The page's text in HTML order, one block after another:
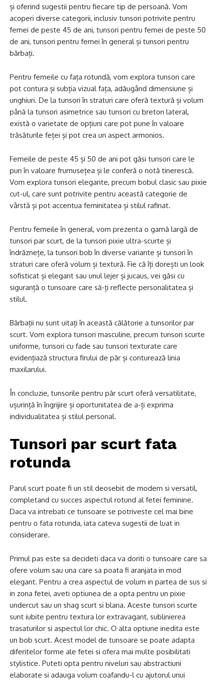
și oferind sugestii pentru fiecare tip de persoană. Vom
acoperi diverse categorii, inclusiv tunsori potrivite pentru
femei de peste 45 de ani, tunsori pentru femei de peste 50
de ani, tunsori pentru femei în general și tunsori pentru
bărbați.
Pentru femeile cu fața rotundă, vom explora tunsori care
pot contura și subția vizual fața, adăugând dimensiune și
unghiuri. De la tunsori în straturi care oferă textură și volum
până la tunsori asimetrice sau tunsori cu breton lateral,
există o varietate de opțiuni care pot pune în valoare
trăsăturile feței și pot crea un aspect armonios.
Femeile de peste 45 și 50 de ani pot găsi tunsori care le
pun în valoare frumusețea și le conferă o notă tinerescă.
Vom explora tunsori elegante, precum bobul clasic sau pixie
cut-ul, care sunt potrivite pentru această categorie de
vârstă și pot accentua feminitatea și stilul rafinat.
Pentru femeile în general, vom prezenta o gamă largă de
tunsori par scurt, de la tunsori pixie ultra-scurte și
îndrăznețe, la tunsori bob în diverse variante și tunsori în
straturi care oferă volum și textură. Fie că îți dorești un look
sofisticat și elegant sau unul lejer și jucaus, vei găsi cu
siguranță o tunsoare care să-ți reflecte personalitatea și
stilul.
Bărbații nu sunt uitați în această călătorie a tunsorilor par
scurt. Vom explora tunsori masculine, precum tunsori scurte
uniforme, tunsori cu fade sau tunsori texturate care
evidențiază structura firului de păr și conturează linia
maxilarului.
În concluzie, tunsorile pentru păr scurt oferă versatilitate,
ușurință în îngrijire și oportunitatea de a-ți exprima
individualitatea și stilul personal.
Tunsori par scurt fata
rotunda
Parul scurt poate fi un stil deosebit de modern si versatil,
completand cu succes aspectul rotund al fetei feminine.
Daca va intrebati ce tunsoare se potriveste cel mai bine
pentru o fata rotunda, iata cateva sugestii de luat in
considerare.
Primul pas este sa decideti daca va doriti o tunsoare care sa
ofere volum sau una care sa poata fi aranjata in mod
elegant. Pentru a crea aspectul de volum in partea de sus si
in zona fetei, aveti optiunea de a opta pentru un pixie
undercut sau un shag scurt si blana. Aceste tunsori scurte
sunt iubite pentru textura lor extravagant, sublinierea
trasaturilor si aspectul lor chic. O alta optiune inedita este
un bob scurt. Acest model de tunsoare se poate adapta
diferitelor forme ale fetei si ofera mai multe posibilitati
stylistice. Puteti opta pentru niveluri sau abstractiuni
elaborate si adauga volum coafandu-l cu ajutorul unui